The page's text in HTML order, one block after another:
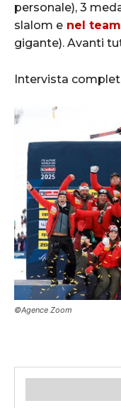
personale), 3
slalom e nel
gigante). Avanti
Intervista
©Agence Zoom